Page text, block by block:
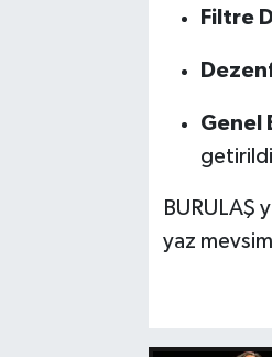
Filtre
Genel
BURULAŞ
yaz